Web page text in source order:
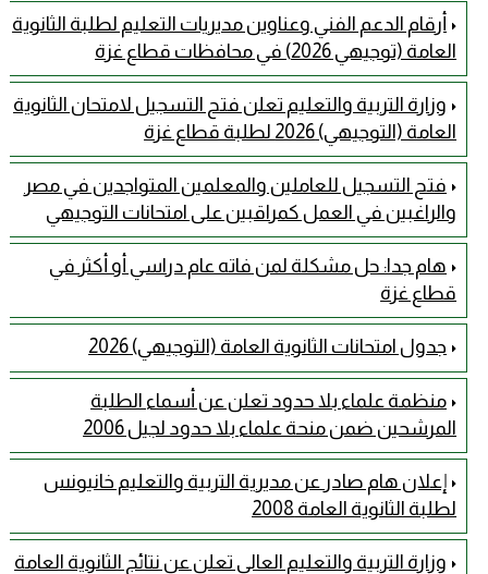
أرقام الدعم الفني وعناوين مديريات التعليم لطلبة الثانوية
العامة (توجيهي 2026) في محافظات قطاع غزة
وزارة التربية والتعليم تعلن فتح التسجيل لامتحان الثانوية
العامة (التوجيهي) 2026 لطلبة قطاع غزة
فتح التسجيل للعاملين والمعلمين المتواجدين في مصر
والراغبين في العمل كمراقبين على امتحانات التوجيهي
هام جدا: حل مشكلة لمن فاته عام دراسي أو أكثر في
قطاع غزة
جدول امتحانات الثانوية العامة (التوجيهي) 2026
منظمة علماء بلا حدود تعلن عن أسماء الطلبة
المرشحين ضمن منحة علماء بلا حدود لجيل 2006
إعلان هام صادر عن مديرية التربية والتعليم خانيونس
لطلبة الثانوية العامة 2008
وزارة التربية والتعليم العالي تعلن عن نتائج الثانوية العامة